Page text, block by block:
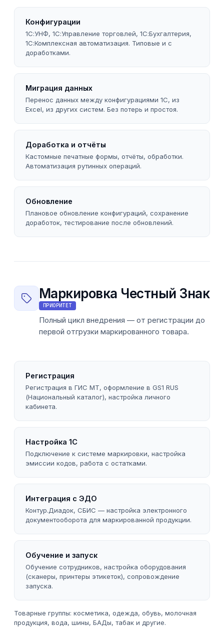
Конфигурации
1С:УНФ, 1С:Управление торговлей, 1С:Бухгалтерия,
1С:Комплексная автоматизация. Типовые и с
доработками.
Миграция данных
Перенос данных между конфигурациями 1С, из
Excel, из других систем. Без потерь и простоя.
Доработка и отчёты
Кастомные печатные формы, отчёты, обработки.
Автоматизация рутинных операций.
Обновление
Плановое обновление конфигураций, сохранение
доработок, тестирование после обновлений.
Маркировка Честный Знак
ПРИОРИТЕТ
Полный цикл внедрения — от регистрации до
первой отгрузки маркированного товара.
Регистрация
Регистрация в ГИС МТ, оформление в GS1 RUS
(Национальный каталог), настройка личного
кабинета.
Настройка 1С
Подключение к системе маркировки, настройка
эмиссии кодов, работа с остатками.
Интеграция с ЭДО
Контур.Диадок, СБИС — настройка электронного
документооборота для маркированной продукции.
Обучение и запуск
Обучение сотрудников, настройка оборудования
(сканеры, принтеры этикеток), сопровождение
запуска.
Товарные группы: косметика, одежда, обувь, молочная
продукция, вода, шины, БАДы, табак и другие.